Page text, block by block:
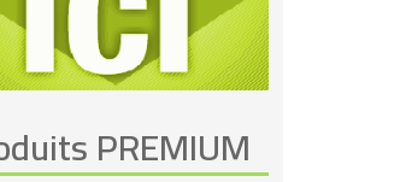
PREMIUM